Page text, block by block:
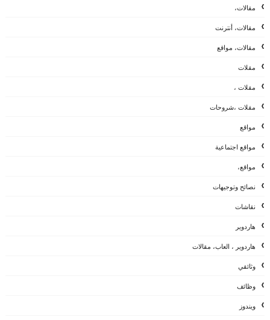
مقالات،
مقالات، أنترنت
مقالات، مواقع
مقلات
مقلات ،
مقلات ،شروحات
مواقع
مواقع اجتماعية
مواقع،
نصائح وتوجيهات
نقاشات
هاردوير
هاردوير ، العاب، مقالات
وثائقي
وظائف
ويندوز